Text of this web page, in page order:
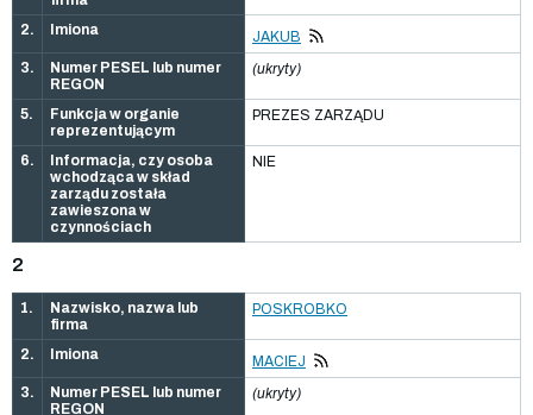
2. Imiona
JAKUB
3.
Numer PESEL lub numer
REGON
(ukryty)
5.
Funkcja w organie
reprezentującym
PREZES ZARZĄDU
6.
Informacja, czy osoba
wchodząca w skład
zarządu została
zawieszona w
czynnościach
NIE
2
1.
Nazwisko, nazwa lub
firma
POSKROBKO
2. Imiona
MACIEJ
3.
Numer PESEL lub numer
REGON
(ukryty)